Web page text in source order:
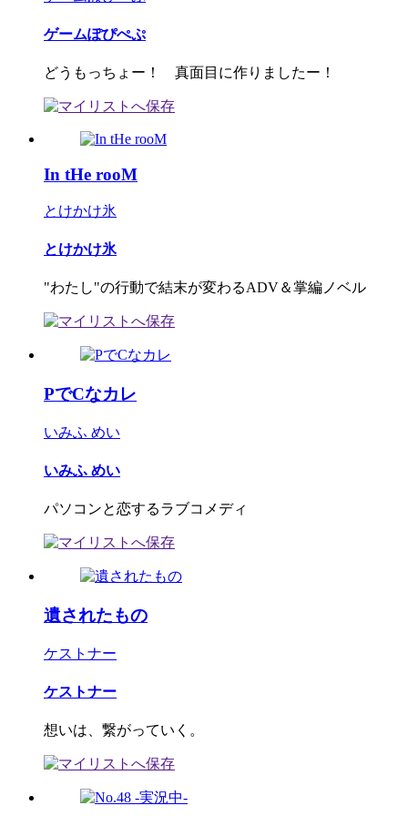
ゲームぽぴぺぷ
どうもっちょー！ 真面目に作りましたー！
In tHe rooM
とけかけ氷
とけかけ氷
"わたし"の行動で結末が変わるADV＆掌編ノベル
PでCなカレ
いみふ めい
いみふ めい
パソコンと恋するラブコメディ
遺されたもの
ケストナー
ケストナー
想いは、繋がっていく。